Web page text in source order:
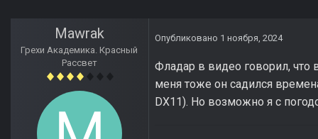
Mawrak
Грехи Академика. Красный
Рассвет
Опубликовано 1 ноября, 2024
Фладар в видео говорил, что
меня тоже он садился
DX11). Но возможно я с